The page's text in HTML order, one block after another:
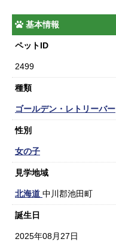
基本情報
ペットID
2499
種類
ゴールデン・レトリーバー
性別
女の子
見学地域
北海道 中川郡池田町
誕生日
2025年08月27日